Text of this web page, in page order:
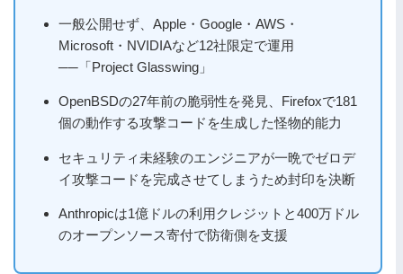
一般公開せず、Apple・Google・AWS・
Microsoft・NVIDIAなど12社限定で運用
──「Project Glasswing」
OpenBSDの27年前の脆弱性を発見、Firefoxで181
個の動作する攻撃コードを生成した怪物的能力
セキュリティ未経験のエンジニアが一晩でゼロデ
イ攻撃コードを完成させてしまうため封印を決断
Anthropicは1億ドルの利用クレジットと400万ドル
のオープンソース寄付で防衛側を支援